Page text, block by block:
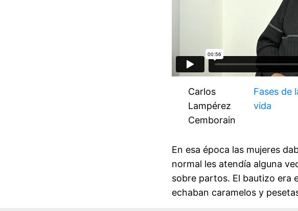
Carlos
Lampérez
Cemborain
Fases de
vida
En esa época las mujeres
normal les atendía alguna
sobre partos. El bautizo era
echaban caramelos y